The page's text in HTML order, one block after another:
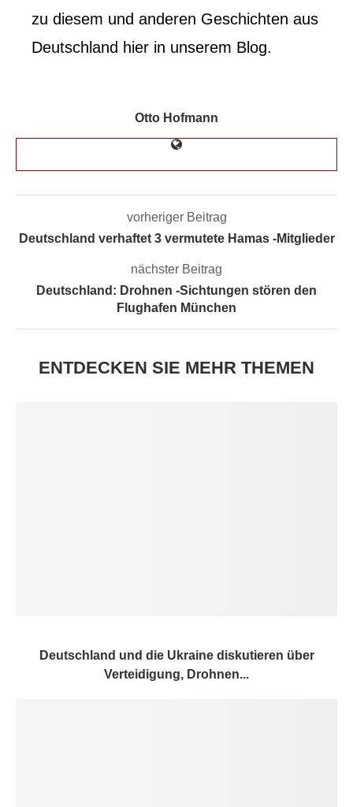
zu diesem und anderen Geschichten aus
Deutschland hier in unserem Blog.
Otto Hofmann
vorheriger Beitrag
Deutschland verhaftet 3 vermutete Hamas -Mitglieder
nächster Beitrag
Deutschland: Drohnen -Sichtungen stören den
Flughafen München
ENTDECKEN SIE MEHR THEMEN
Deutschland und die Ukraine diskutieren über
Verteidigung, Drohnen...